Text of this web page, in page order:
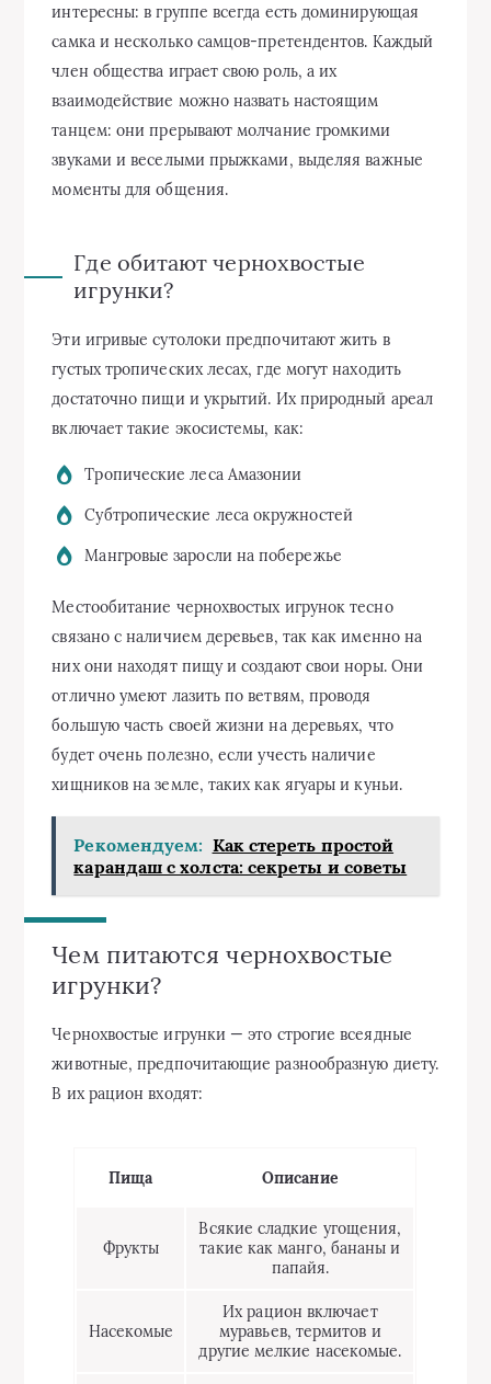
интересны: в группе всегда есть доминирующая
самка и несколько самцов-претендентов. Каждый
член общества играет свою роль, а их
взаимодействие можно назвать настоящим
танцем: они прерывают молчание громкими
звуками и веселыми прыжками, выделяя важные
моменты для общения.
Где обитают чернохвостые
игрунки?
Эти игривые сутолоки предпочитают жить в
густых тропических лесах, где могут находить
достаточно пищи и укрытий. Их природный ареал
включает такие экосистемы, как:
Тропические леса Амазонии
Субтропические леса окружностей
Мангровые заросли на побережье
Местообитание чернохвостых игрунок тесно
связано с наличием деревьев, так как именно на
них они находят пищу и создают свои норы. Они
отлично умеют лазить по ветвям, проводя
большую часть своей жизни на деревьях, что
будет очень полезно, если учесть наличие
хищников на земле, таких как ягуары и куньи.
Рекомендуем: Как стереть простой
карандаш с холста: секреты и советы
Чем питаются чернохвостые
игрунки?
Чернохвостые игрунки — это строгие всеядные
животные, предпочитающие разнообразную диету.
В их рацион входят:
Пища Описание
Фрукты
Всякие сладкие угощения,
такие как манго, бананы и
папайя.
Насекомые
Их рацион включает
муравьев, термитов и
другие мелкие насекомые.